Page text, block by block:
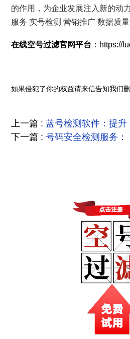
的作用，为企业发展注入新的动
服务 实号检测 营销推广 数据质
在线空号过滤官网平台 ：https://
如果侵犯了你的权益请来信告知我们
上一篇 :蓝号检测软件：提升
下一篇 :号码安全检测服务：